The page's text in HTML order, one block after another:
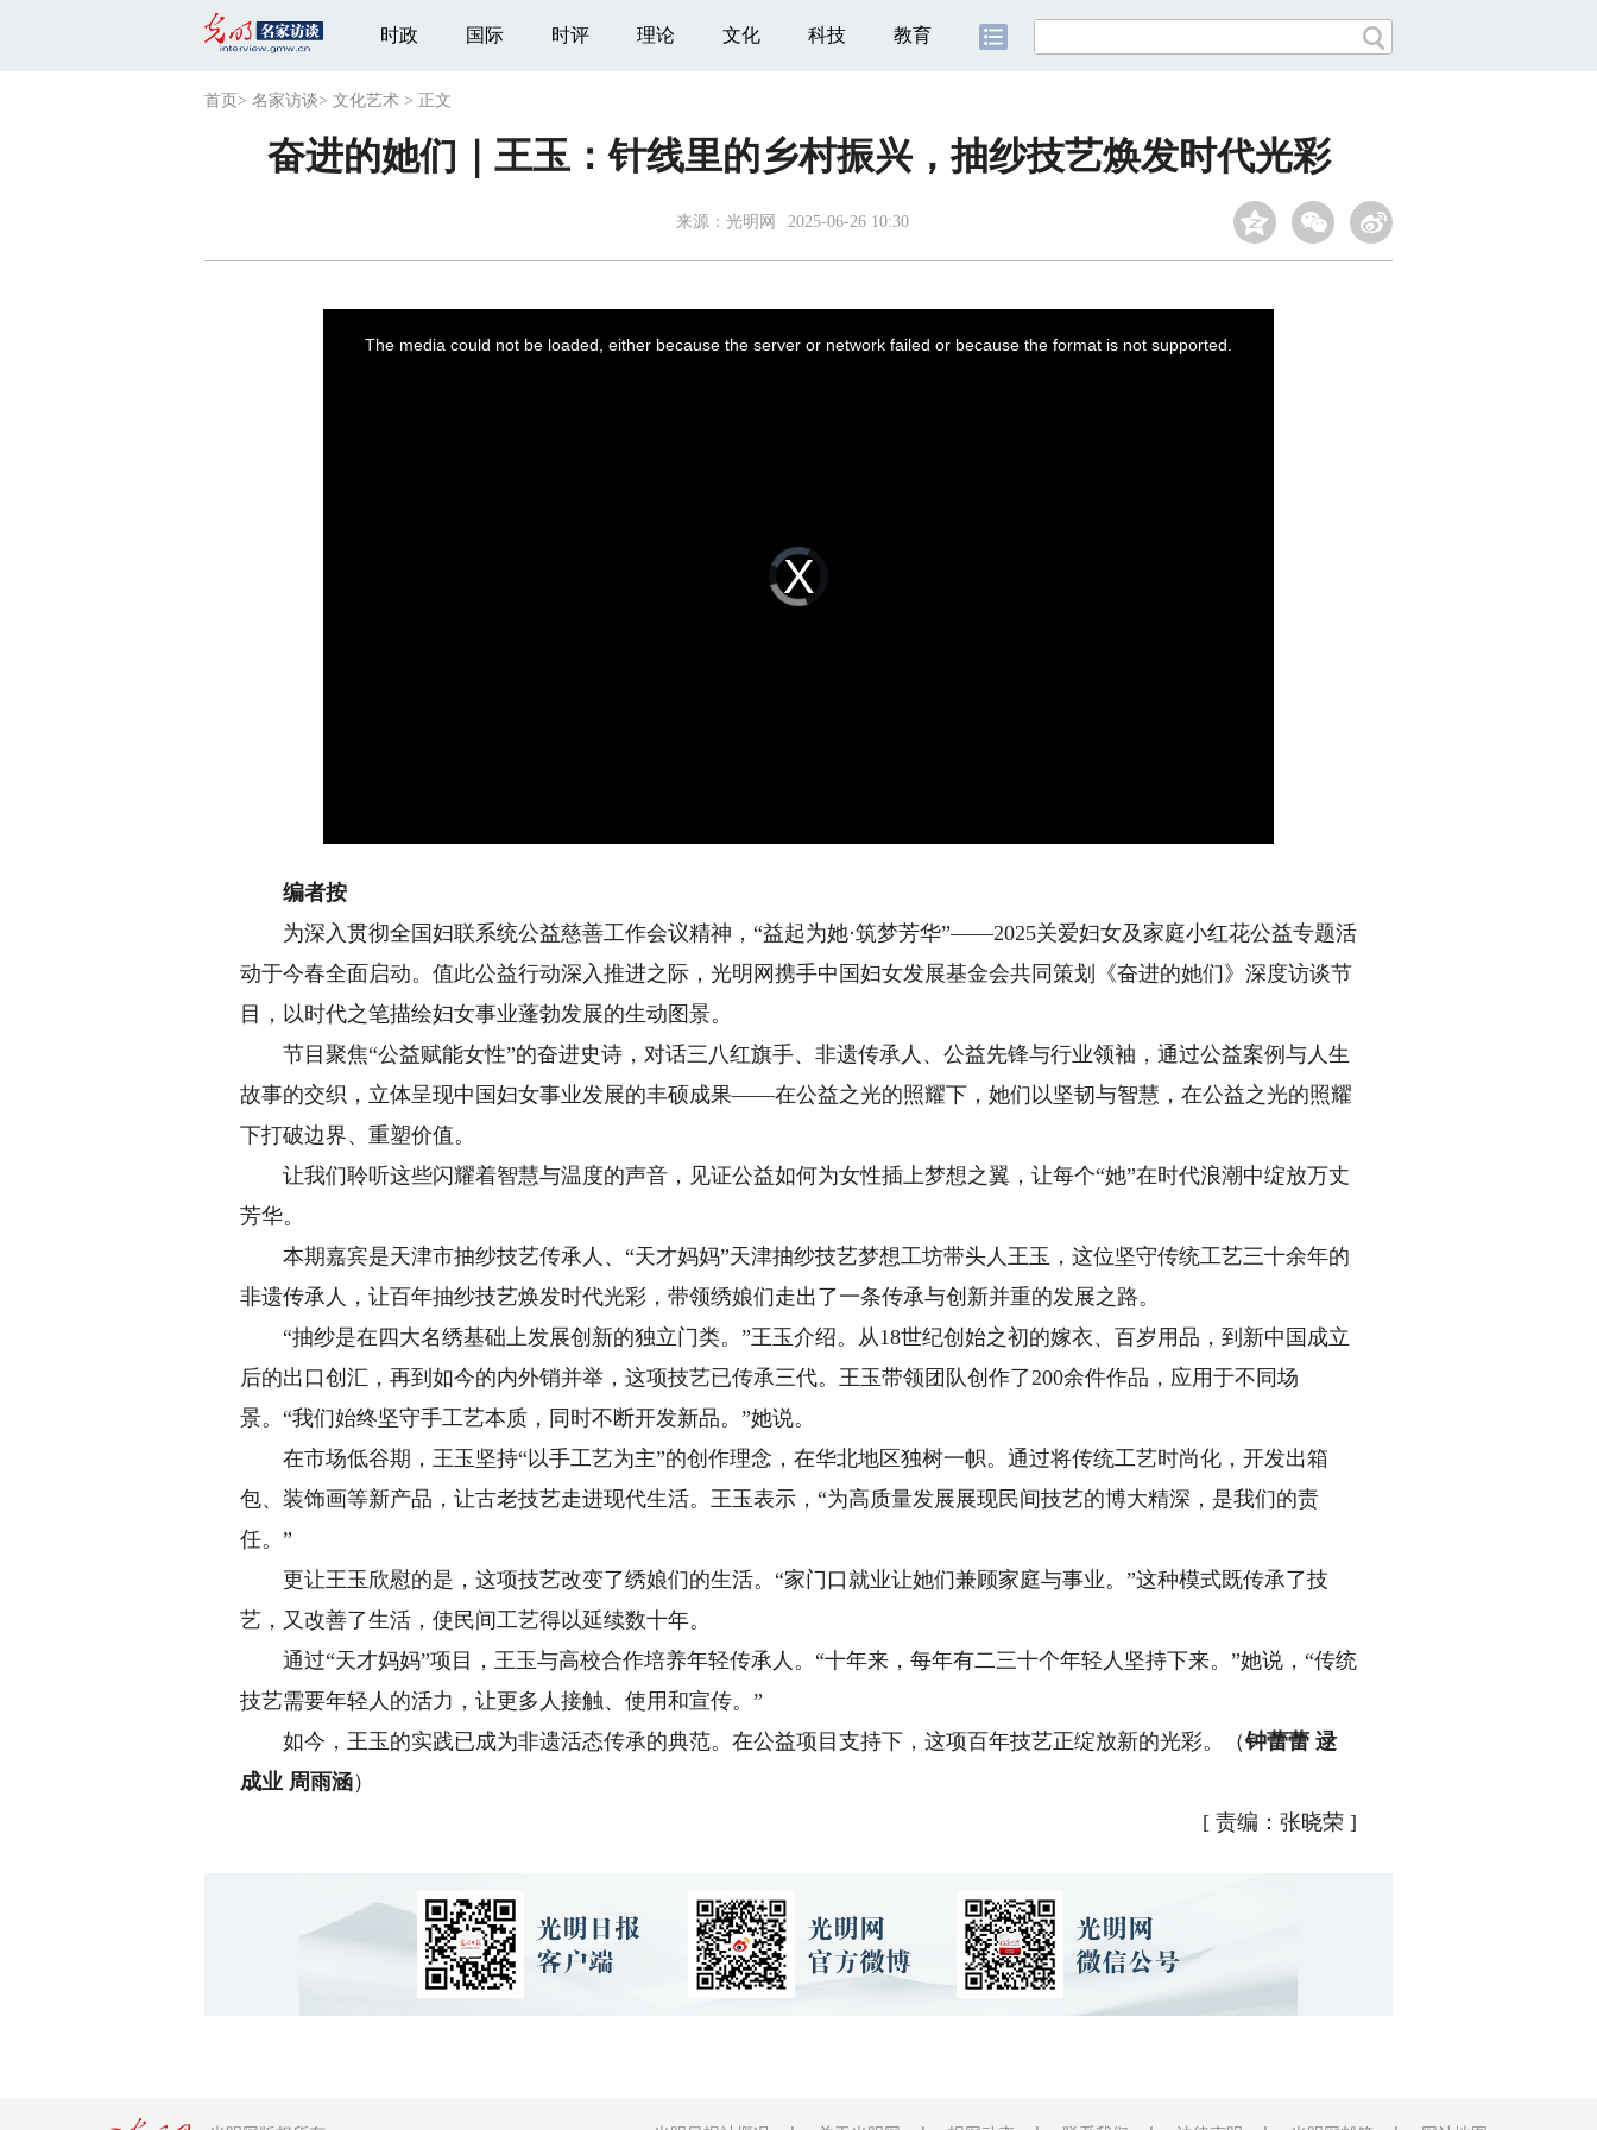
时政 国际 时评 理论 文化 科技 教育
首页 > 名家访谈> 文化艺术 > 正文
奋进的她们｜王玉：针线里的乡村振兴，抽纱技艺焕发时代光彩
来源： 光明网 2025-06-26 10:30
Video
Player
is
loading.
The media could not be loaded, either because the server or network failed or because the format is not supported.
编者按
为深入贯彻全国妇联系统公益慈善工作会议精神，“益起为她·筑梦芳华”——2025关爱妇女及家庭小红花公益专题活
动于今春全面启动。值此公益行动深入推进之际，光明网携手中国妇女发展基金会共同策划《奋进的她们 》深度访谈节
目，以时代之笔描绘妇女事业蓬勃发展的生动图景。
节目聚焦“公益赋能女性”的奋进史诗，对话三八红旗手、非遗传承人、公益先锋与行业领袖，通过公益案例与人生
故事的交织，立体呈现中国妇女事业发展的丰硕成果——在公益之光的照耀下，她们以坚韧与智慧，在公益之光的照耀
下打破边界、重塑价值。
让我们聆听这些闪耀着智慧与温度的声音，见证公益如何为女性插上梦想之翼，让每个“她”在时代浪潮中绽放万丈
芳华。
本期嘉宾是天津市抽纱技艺传承人、“天才妈妈”天津抽纱技艺梦想工坊带头人王玉，这位坚守传统工艺三十余年的
非遗传承人，让百年抽纱技艺焕发时代光彩，带领绣娘们走出了一条传承与创新并重的发展之路。
“抽纱是在四大名绣基础上发展创新的独立门类。”王玉介绍。从18世纪创始之初的嫁衣、百岁用品，到新中国成立
后的出口创汇，再到如今的内外销并举，这项技艺已传承三代。王玉带领团队创作了200余件作品，应用于不同场
景。“我们始终坚守手工艺本质，同时不断开发新品。”她说。
在市场低谷期，王玉坚持“以手工艺为主”的创作理念，在华北地区独树一帜。通过将传统工艺时尚化，开发出箱
包、装饰画等新产品，让古老技艺走进现代生活。王玉表示，“为高质量发展展现民间技艺的博大精深，是我们的责
任。”
更让王玉欣慰的是，这项技艺改变了绣娘们的生活。“家门口就业让她们兼顾家庭与事业。”这种模式既传承了技
艺，又改善了生活，使民间工艺得以延续数十年。
通过“天才妈妈”项目，王玉与高校合作培养年轻传承人。“十年来，每年有二三十个年轻人坚持下来。”她说，“传统
技艺需要年轻人的活力，让更多人接触、使用和宣传。”
如今，王玉的实践已成为非遗活态传承的典范。在公益项目支持下，这项百年技艺正绽放新的光彩。（钟蕾蕾 逯
成业 周雨涵）
[ 责编：张晓荣 ]